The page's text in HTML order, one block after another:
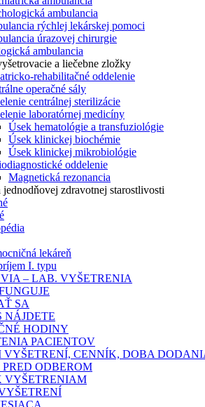
ambulancia
rýchlej lekárskej pomoci
úrazovej chirurgie
ambulancia
a liečebne zložky
rehabilitačné oddelenie
operačné sály
centrálnej sterilizácie
laboratórnej medicíny
Úsek hematológie a transfuziológie
Úsek klinickej biochémie
Úsek klinickej mikrobiológie
oddelenie
Magnetická rezonancia
jednodňovej zdravotnej starostlivosti
lekáreň
I. typu
– LAB. VYŠETRENIA
SA
NÁJDETE
HODINY
PACIENTOV
VYŠETRENÍ, CENNÍK, DOBA
ODBEROM
VYŠETRENIAM